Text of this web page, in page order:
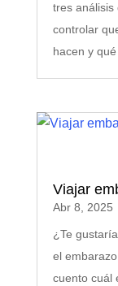
tres análisis
controlar
hacen y
Viajar
Abr 8, 2025
¿Te
el
cuento cuál